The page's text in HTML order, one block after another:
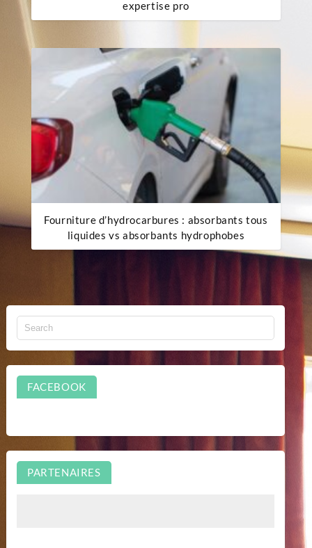
expertise pro
Fourniture d’hydrocarbures : absorbants tous
liquides vs absorbants hydrophobes
FACEBOOK
PARTENAIRES